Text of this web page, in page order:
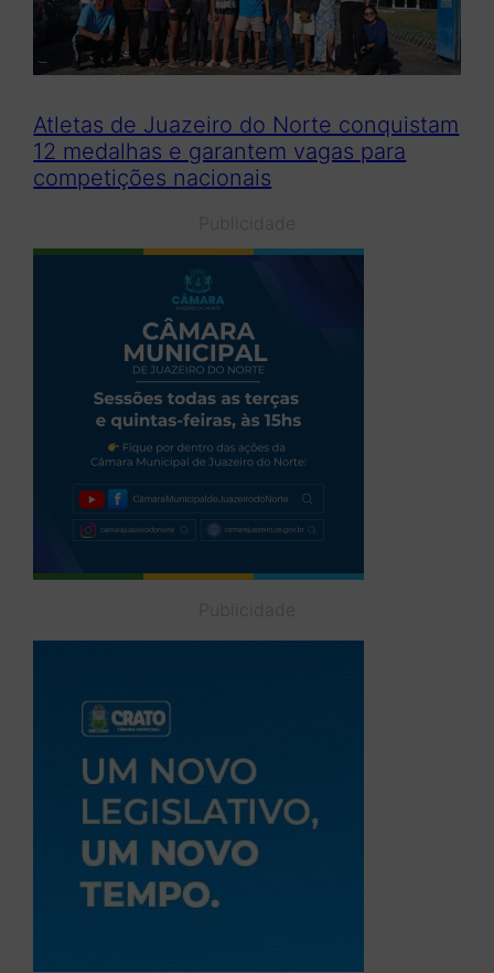
Atletas de Juazeiro do Norte conquistam
12 medalhas e garantem vagas para
competições nacionais
Publicidade
Publicidade